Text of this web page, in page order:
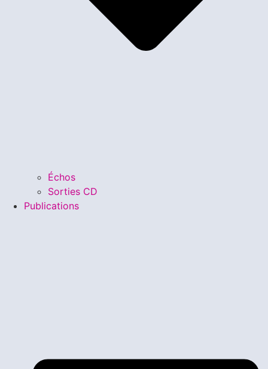
Échos
Sorties CD
Publications